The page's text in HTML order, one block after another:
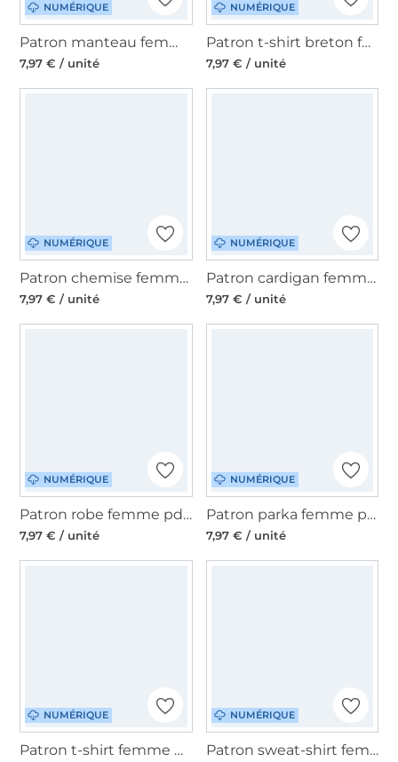
NUMÉRIQUE
Patron manteau femme pdf Tavia Lillesol & Pelle, en allemand
7,97 € / unité
NUMÉRIQUE
Patron t-shirt breton femme pdf Lillesol & Pelle, en allemand
7,97 € / unité
NUMÉRIQUE
Patron chemise femme pdf Brisa Lillesol & Pelle, en allemand
7,97 € / unité
NUMÉRIQUE
Patron cardigan femme pdf Clea Lillesol & Pelle, en allemand
7,97 € / unité
NUMÉRIQUE
Patron robe femme pdf Alinia Lillesol & Pelle, en allemand
7,97 € / unité
NUMÉRIQUE
Patron parka femme pdf Paquita Lillesol & Pelle, en allemand
7,97 € / unité
NUMÉRIQUE
Patron t-shirt femme pdf Murcia Lillesol & Pelle, en allemand
NUMÉRIQUE
Patron sweat-shirt femme pdf Comfort Lillesol & Pelle, en allemand